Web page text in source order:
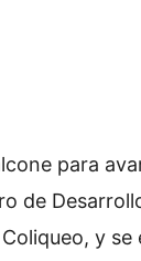
para
de
y